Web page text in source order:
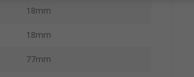
18mm
18mm
77mm